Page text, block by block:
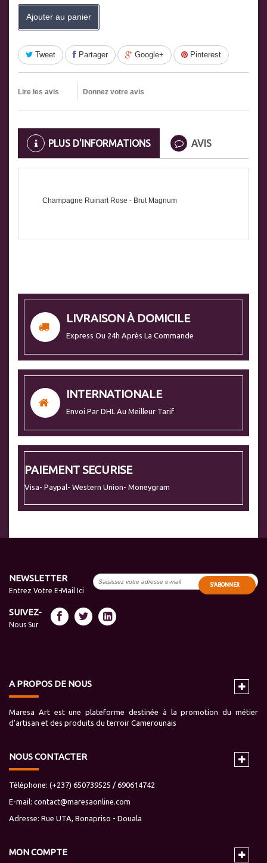
Ajouter au panier
Tweet Partager Google+ Pinterest
Lire les avis Donnez votre avis
PLUS D'INFORMATIONS AVIS
Champagne Ruinart Rose - Brut Magnum
LIVRAISON À DOMICILE
Express Ou 24h Après La Commande
INTERNATIONALE
Envoi Par DHL Au Meilleur Tarif
PAIEMENT SECURISE
Visa- Paypal- Western Union- Moneygram
NEWSLETTER
Entrez Votre E-Mail Ici
S'ABONNER
SUIVEZ-
Nous Sur
A PROPOS DE NOUS
Maresa Art est une plateforme destinée à la promotion du métier
d'artisan et des produits du terroir Camerounais
NOUS CONTACTER
Téléphone: (+237) 650739525 / 690614742
E-mail: contact@maresaonline.com
Adresse: Rue UTA, Bonapriso - Douala
MONCOMPTE